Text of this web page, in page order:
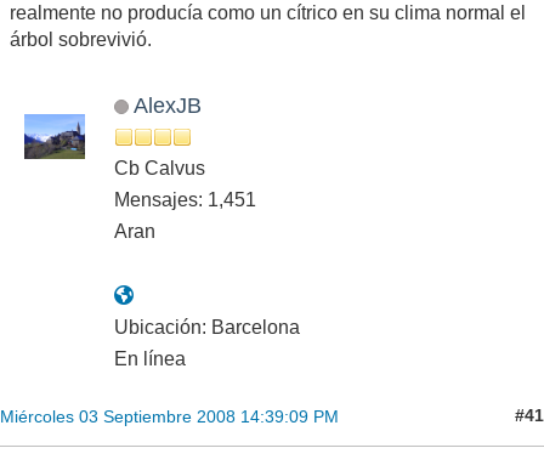
realmente no producía como un cítrico en su clima normal el
árbol sobrevivió.
AlexJB
Cb Calvus
Mensajes: 1,451
Aran
Ubicación: Barcelona
En línea
Miércoles 03 Septiembre 2008 14:39:09 PM #41